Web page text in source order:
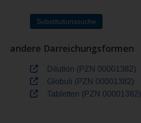
Substitutionssuche
andere Darreichungsformen
Dilution (PZN 00001382)
Globuli (PZN 00001382)
Tabletten (PZN 00001382)